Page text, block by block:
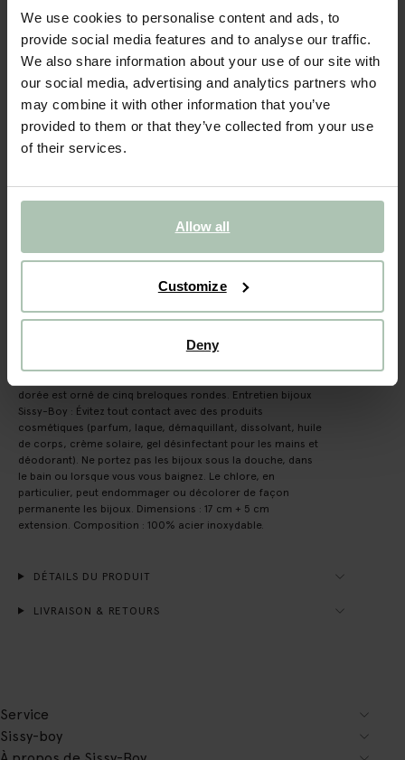
We use cookies to personalise content and ads, to
provide social media features and to analyse our traffic.
We also share information about your use of our site with
our social media, advertising and analytics partners who
may combine it with other information that you’ve
provided to them or that they’ve collected from your use
of their services.
Allow all
Customize
Deny
Bracelet plaqué or avec breloques rondes
24.99 14.99
Taille sélectionnée: Onesize
Sous 30 minutes par e-mail
VOIR LE STOCK EN MAGASIN
dorée est orné de cinq breloques rondes. Entretien bijoux
Sissy-Boy : Évitez tout contact avec des produits
cosmétiques (parfum, laque, démaquillant, dissolvant, huile
de corps, crème solaire, gel désinfectant pour les mains et
déodorant). Ne portez pas les bijoux sous la douche, dans
le bain ou lorsque vous vous baignez. Le chlore, en
particulier, peut endommager ou décolorer de façon
permanente les bijoux. Dimensions : 17 cm + 5 cm
extension. Composition : 100% acier inoxydable.
DÉTAILS DU PRODUIT
LIVRAISON & RETOURS
Service
Sissy-boy